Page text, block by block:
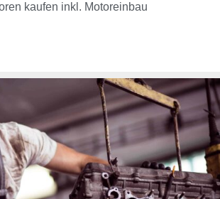
kaufen inkl. Motoreinbau